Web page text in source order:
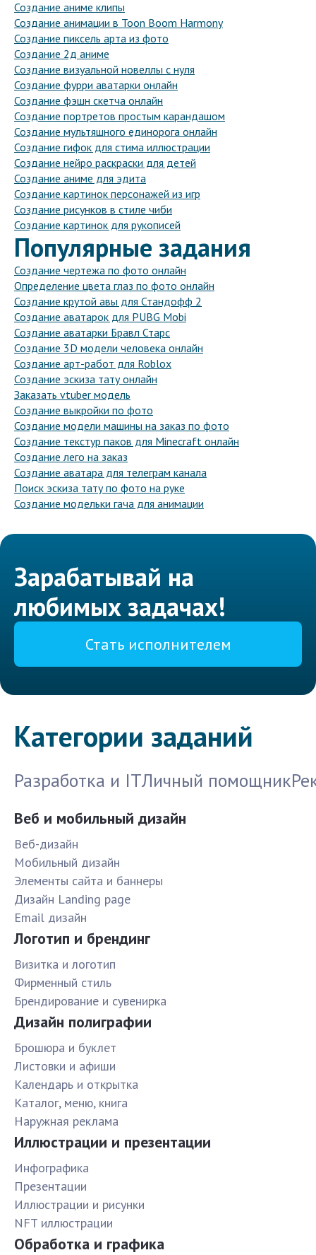
Создание аниме клипы
Создание анимации в Toon Boom Harmony
Создание пиксель арта из фото
Создание 2д аниме
Создание визуальной новеллы с нуля
Создание фурри аватарки онлайн
Создание фэшн скетча онлайн
Создание портретов простым карандашом
Создание мультяшного единорога онлайн
Создание гифок для стима иллюстрации
Создание нейро раскраски для детей
Создание аниме для эдита
Создание картинок персонажей из игр
Создание рисунков в стиле чиби
Создание картинок для рукописей
Популярные задания
Создание чертежа по фото онлайн
Определение цвета глаз по фото онлайн
Создание крутой авы для Стандофф 2
Создание аватарок для PUBG Mobi
Создание аватарки Бравл Старс
Создание 3D модели человека онлайн
Создание арт-работ для Roblox
Создание эскиза тату онлайн
Заказать vtuber модель
Создание выкройки по фото
Создание модели машины на заказ по фото
Создание текстур паков для Minecraft онлайн
Создание лего на заказ
Создание аватара для телеграм канала
Поиск эскиза тату по фото на руке
Создание модельки гача для анимации
Зарабатывай на
любимых задачах!
Стать исполнителем
Категории заданий
Разработка и ITЛичный помощник
Веб и мобильный дизайн
Веб-дизайн
Мобильный дизайн
Элементы сайта и баннеры
Дизайн Landing page
Email дизайн
Логотип и брендинг
Визитка и логотип
Фирменный стиль
Брендирование и сувенирка
Дизайн полиграфии
Брошюра и буклет
Листовки и афиши
Календарь и открытка
Каталог, меню, книга
Наружная реклама
Иллюстрации и презентации
Инфографика
Презентации
Иллюстрации и рисунки
NFT иллюстрации
Обработка и графика